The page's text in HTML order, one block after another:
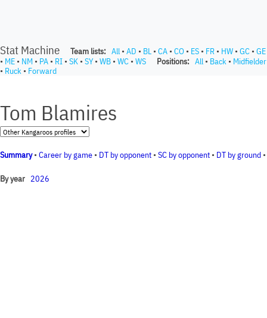
Stat Machine Team lists: All • AD • BL • CA • CO • ES • FR • HW • GC • GE
• ME • NM • PA • RI • SK • SY• WB • WC • WS Positions: All • Back • Midfielder
• Ruck • Forward